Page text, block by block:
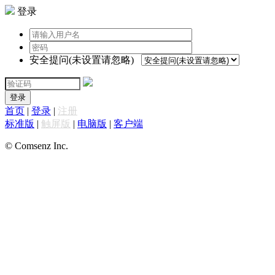
登录
安全提问(未设置请忽略)
登录
首页 | 登录 | 注册
标准版 | 触屏版 | 电脑版 | 客户端
© Comsenz Inc.